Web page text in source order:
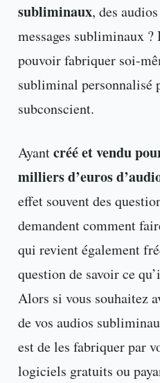
subliminaux, des
messages subliminaux
pouvoir fabriquer soi-
subliminal personnalisé
subconscient.
Ayantcréé et vendu
milliers d’euros
effet souvent des
demandent comment
qui revient également
question de savoir ce
Alors si vous souhaitez
de vos audios
est de les fabriquer par
logiciels gratuits ou